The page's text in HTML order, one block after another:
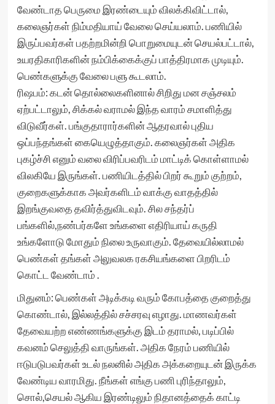
வேண்டாத பெருமை இரண்டையும் விலக்கிவிட்டால்,
கலைஞர்கள் நிம்மதியாய் வேலை செய்யலாம். பணியில்
இருப்பவர்கள் பதற்றமின்றி பொறுமையுடன் செயல்பட்டால்,
உயரதிகாரிகளின் நம்பிக்கைக்குப் பாத்திரமாக முடியும்.
பெண்களுக்கு வேலை பளு கூடலாம்.
ரிஷபம்: கடன் தொல்லைகளினால் சிறிது மன சஞ்சலம்
ஏற்பட்டாலும், சிக்கல் வராமல் இந்த வாரம் சமாளித்து
விடுவீர்கள். பங்குதாரார்களின் ஆதரவால் புதிய
ஒப்பந்தங்கள் கையெழுத்தாகும். கலைஞர்கள் அதிக
புகழ்ச்சி எனும் வலை விரிப்பவரிடம் மாட்டிக் கொள்ளாமல்
விலகியே இருங்கள். பணியிடத்தில் பிறர் கூறும் குற்றம்,
குறைகளுக்காக அவர்களிடம் வாக்கு வாதத்தில்
இறங்குவதை தவிர்த்துவிடவும். சில சந்தர்ப்
பங்களில்,நண்பர்களே உங்களை எதிரியாய் கருதி
உங்களோடு மோதும் நிலை உருவாகும். தேவையில்லாமல்
பெண்கள் தங்கள் அலுவலக ரகசியங்களை பிறரிடம்
கொட்ட வேண்டாம் .
மிதுனம்: பெண்கள் அடிக்கடி வரும் கோபத்தை குறைத்து
கொண்டால், இல்லத்தில் சச்சரவு எழாது. மாணவர்கள்
தேவையற்ற எண்ணங்களுக்கு இடம் தராமல், படிப்பில்
கவனம் செலுத்தி வாருங்கள். அதிக நேரம் பணியில்
ஈடுபடுபவர்கள் உடல் நலனில் அதிக அக்கறையுடன் இருக்க
வேண்டிய வாரமிது. நீங்கள் எங்கு பணி புரிந்தாலும்,
சொல்,செயல் ஆகிய இரண்டிலும் நிதானத்தைக் காட்டி